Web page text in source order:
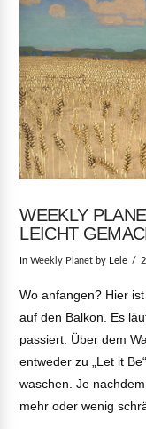
WEEKLY
LEICHT
InWeekly Planet by Lele
Wo anfangen? Hier
auf den Balkon. Es
passiert. Über dem
entweder zu „Let it
waschen. Je
mehr oder wenig